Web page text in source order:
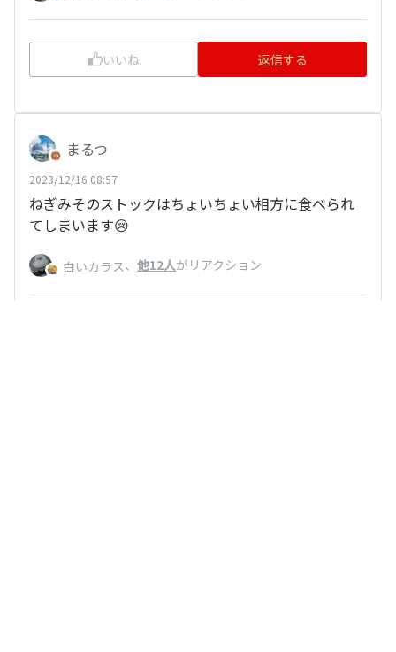
いいね 返信する
まるつ
2023/12/16 08:57
ねぎみそのストックはちょいちょい相方に食べられ
てしまいます😢
白いカラス、 他12人がリアクション